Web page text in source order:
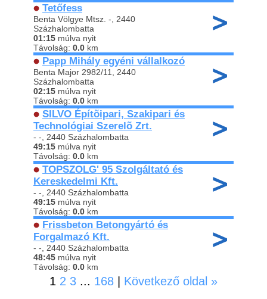
Tetőfess
Benta Völgye Mtsz. -, 2440
Százhalombatta
01:15 múlva nyit
Távolság: 0.0 km
Papp Mihály egyéni vállalkozó
Benta Major 2982/11, 2440
Százhalombatta
02:15 múlva nyit
Távolság: 0.0 km
SILVO Építõipari, Szakipari és
Technológiai Szerelõ Zrt.
- -, 2440 Százhalombatta
49:15 múlva nyit
Távolság: 0.0 km
TOPSZOLG' 95 Szolgáltató és
Kereskedelmi Kft.
- -, 2440 Százhalombatta
49:15 múlva nyit
Távolság: 0.0 km
Frissbeton Betongyártó és
Forgalmazó Kft.
- -, 2440 Százhalombatta
48:45 múlva nyit
Távolság: 0.0 km
1 2 3 ... 168 Következő oldal »